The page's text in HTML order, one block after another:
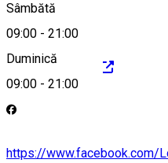
Sâmbătă
09:00 - 21:00
Duminică
09:00 - 21:00
https://lobogo.ro
https://www.facebook.com/